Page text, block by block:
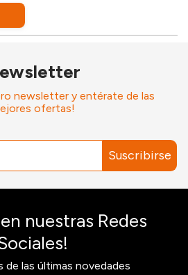
newsletter y entérate de las
ofertas!
Suscribirse
nuestras Redes
de las últimas novedades